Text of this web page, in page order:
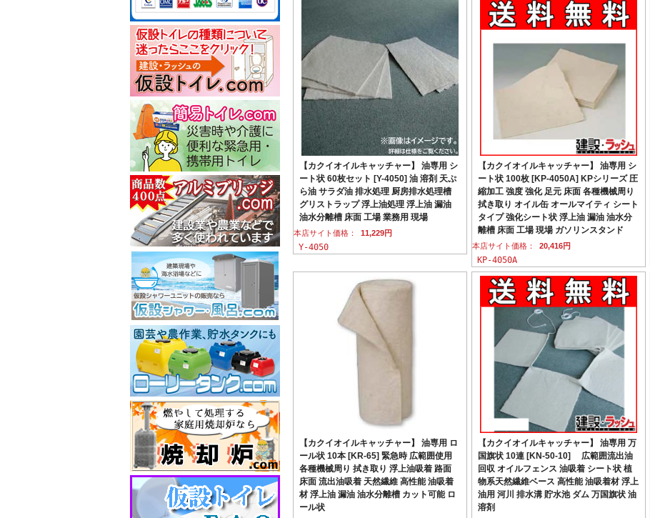
【カクイオイルキャッチャー】 油専用 シ
ート状 60枚セット [Y-4050] 油 溶剤 天ぷ
ら油 サラダ油 排水処理 厨房排水処理槽
グリストラップ 浮上油処理 浮上油 漏油
油水分離槽 床面 工場 業務用 現場
本店サイト価格： 11,229円
Y-4050
【カクイオイルキャッチャー】 油専用 シ
ート状 100枚 [KP-4050A] KPシリーズ 圧
縮加工 強度 強化 足元 床面 各種機械周り
拭き取り オイル缶 オールマイティ シート
タイプ 強化シート状 浮上油 漏油 油水分
離槽 床面 工場 現場 ガソリンスタンド
本店サイト価格： 20,416円
KP-4050A
【カクイオイルキャッチャー】 油専用 ロ
ール状 10本 [KR-65] 緊急時 広範囲使用
各種機械周り 拭き取り 浮上油吸着 路面
床面 流出油吸着 天然繊維 高性能 油吸着
材 浮上油 漏油 油水分離槽 カット可能 ロ
ール状
【カクイオイルキャッチャー】 油専用 万
国旗状 10連 [KN-50-10] 広範囲流出油
回収 オイルフェンス 油吸着 シート状 植
物系天然繊維ベース 高性能 油吸着材 浮上
油用 河川 排水溝 貯水池 ダム 万国旗状 油
溶剤